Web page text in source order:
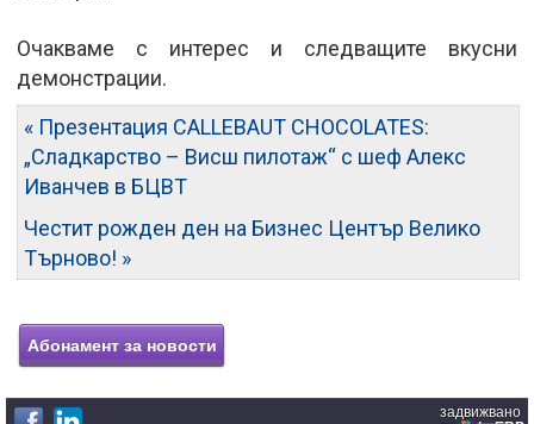
Очакваме с интерес и следващите вкусни
демонстрации.
« Презентация CALLEBAUT CHOCOLATES:
„Сладкарство – Висш пилотаж“ с шеф Алекс
Иванчев в БЦВТ
Честит рожден ден на Бизнес Център Велико
Търново! »
задвижвано